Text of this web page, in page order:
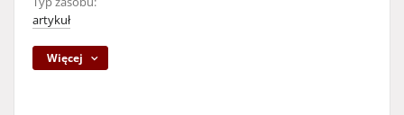
artykuł
Więcej